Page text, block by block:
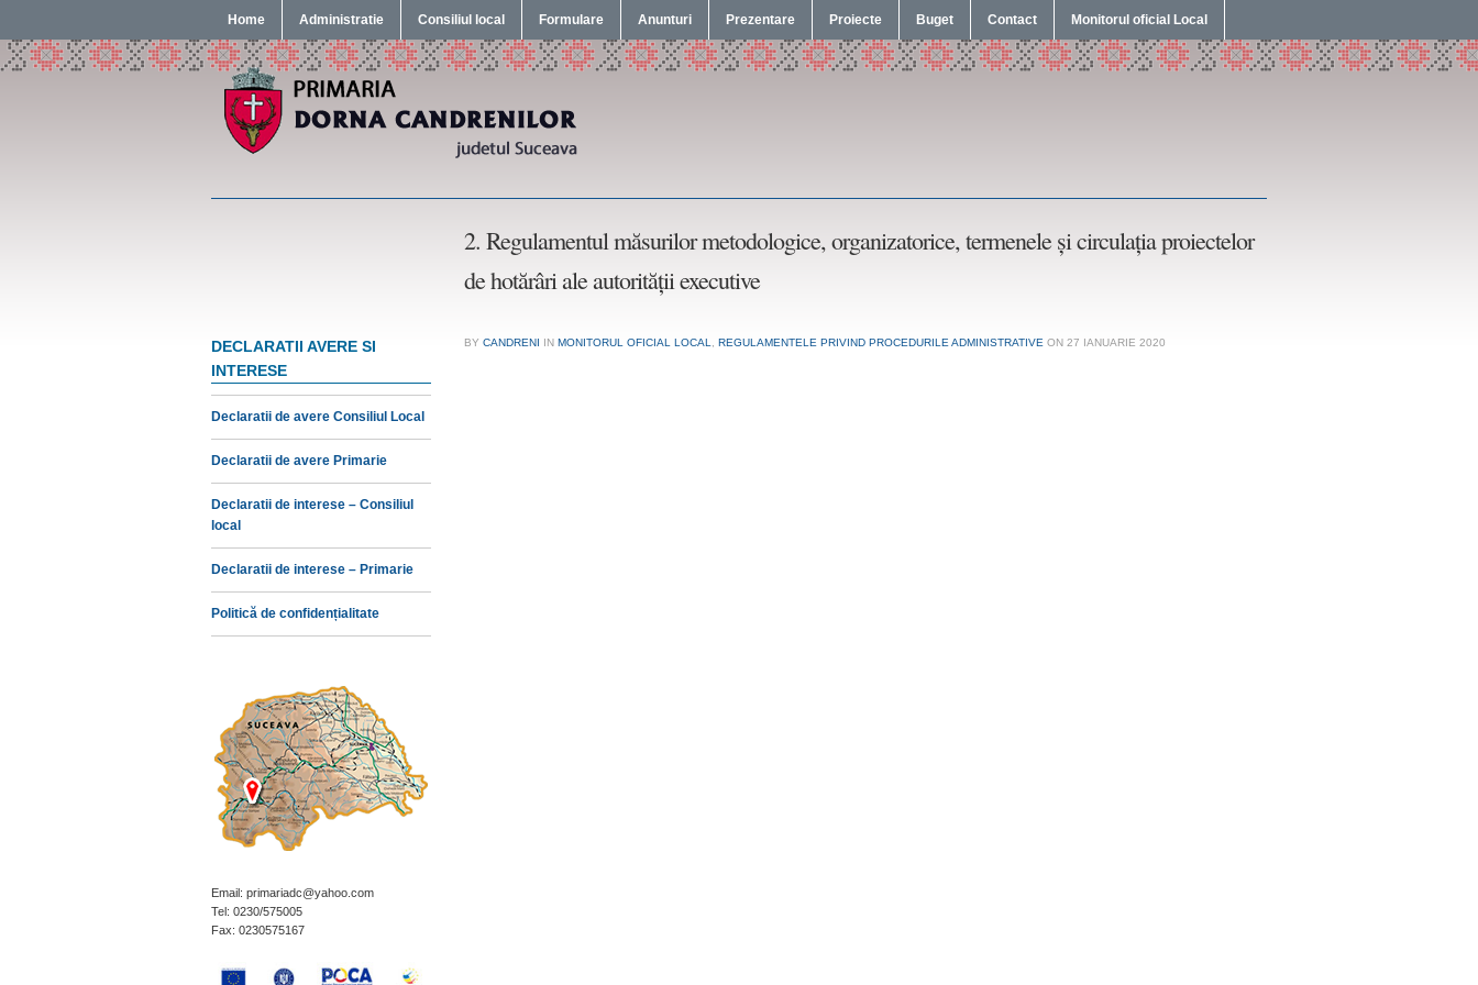
Home Administratie Consiliul local Formulare Anunturi Prezentare Proiecte Buget Contact Monitorul oficial Local
2. Regulamentul măsurilor metodologice, organizatorice, termenele și circulația proiectelor
de hotărâri ale autorității executive
DECLARATII AVERE SI
INTERESE
Declaratii de avere Consiliul Local
Declaratii de avere Primarie
Declaratii de interese – Consiliul
local
Declaratii de interese – Primarie
Politică de confidențialitate
Email: primariadc@yahoo.com
Tel: 0230/575005
Fax: 0230575167
BY CANDRENI IN MONITORUL OFICIAL LOCAL REGULAMENTELE PRIVIND PROCEDURILE ADMINISTRATIVE ON 27 IANUARIE 2020